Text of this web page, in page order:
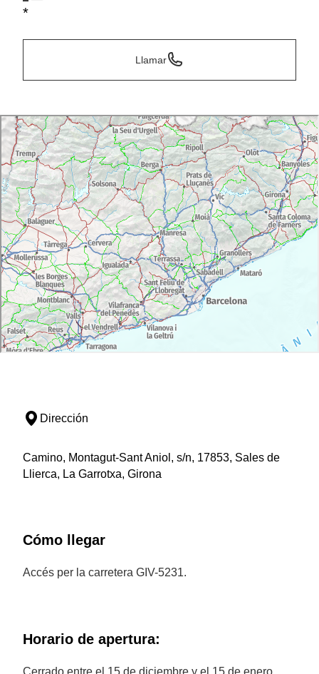
*
Llamar
Dirección
Camino, Montagut-Sant Aniol, s/n, 17853, Sales de
Llierca, La Garrotxa, Girona
Cómo llegar
Accés per la carretera GIV-5231.
Horario de apertura:
Cerrado entre el 15 de diciembre y el 15 de enero.